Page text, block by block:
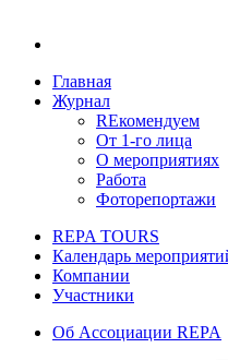
Главная
Журнал
REкомендуем
От 1-го лица
О мероприятиях
Работа
Фоторепортажи
REPA TOURS
Календарь
Компании
Участники
Об Ассоциации REPA